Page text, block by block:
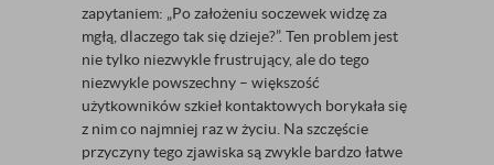
zapytaniem: „Po założeniu soczewek widzę za
mgłą, dlaczego tak się dzieje?”. Ten problem jest
nie tylko niezwykle frustrujący, ale do tego
niezwykle powszechny – większość
użytkowników szkieł kontaktowych borykała się
z nim co najmniej raz w życiu. Na szczęście
przyczyny tego zjawiska są zwykle bardzo łatwe